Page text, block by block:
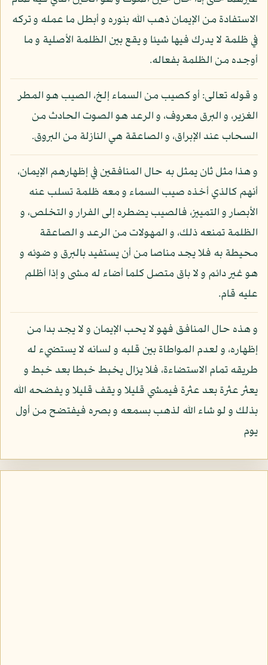
الاستفادة من الإيمان ذهب الله بنوره و أبطل ما عمله و تركه
في ظلمة لا يدرك فيها شيئا و يقع بين الظلمة الأصلية و ما
أوجده من الظلمة بفعاله.
و قوله تعالى: أو كصيب من السماء إلخ، الصيب هو المطر
الغزير، و البرق معروف، و الرعد هو الصوت الحادث من
السحاب عند الإبراق، و الصاعقة هي النازلة من البروق.
و هذا مثل ثان يمثل به حال المنافقين في إظهارهم الإيمان،
أنهم كالذي أخذه صيب السماء و معه ظلمة تسلب عنه
الأبصار و التمييز، فالصيب يضطره إلى الفرار و التخلص، و
الظلمة تمنعه ذلك، و المهولات من الرعد و الصاعقة
محيطة به فلا يجد مناصا من أن يستفيد بالبرق و ضوئه و
هو غير دائم و لا باق متصل كلما أضاء له مشى و إذا أظلم
عليه قام.
و هذه حال المنافق فهو لا يحب الإيمان و لا يجد بدا من
إظهاره، و لعدم المواطاة بين قلبه و لسانه لا يستضيء له
طريقه تمام الاستضاءة، فلا يزال يخبط خبطا بعد خبط و
يعثر عثرة بعد عثرة فيمشي قليلا و يقف قليلا و يفضحه الله
بذلك و لو شاء الله لذهب بسمعه و بصره فيفتضح من أول
يوم